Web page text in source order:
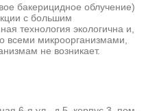
бакерицидное облучение)
с большим
технология экологична и,
всеми микроорганизмами,
не возникает.